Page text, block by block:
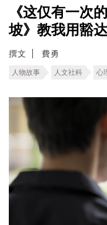
《这仅有一次
坡》教我用豁
撰文 費勇
人物故事 人文社科 心